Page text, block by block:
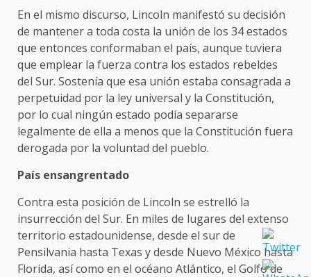
En el mismo discurso, Lincoln manifestó su decisión
de mantener a toda costa la unión de los 34 estados
que entonces conformaban el país, aunque tuviera
que emplear la fuerza contra los estados rebeldes
del Sur. Sostenía que esa unión estaba consagrada a
perpetuidad por la ley universal y la Constitución,
por lo cual ningún estado podía separarse
legalmente de ella a menos que la Constitución fuera
derogada por la voluntad del pueblo.
País ensangrentado
Contra esta posición de Lincoln se estrelló la
insurrección del Sur. En miles de lugares del extenso
territorio estadounidense, desde el sur de
Pensilvania hasta Texas y desde Nuevo México hasta
Florida, así como en el océano Atlántico, el Golfo de